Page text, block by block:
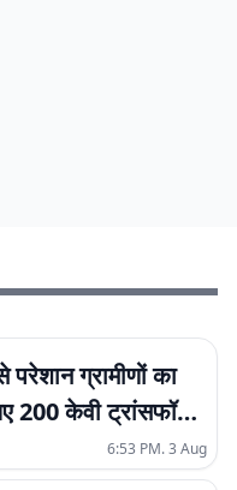
ग्रामीणों का
केवी ट्रांसफॉर्मर
6:53 PM. 3 Aug